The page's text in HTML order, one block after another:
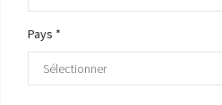
Pays *